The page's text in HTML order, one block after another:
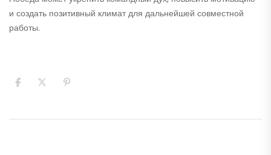
и создать позитивный климат для дальнейшей совместной
работы.